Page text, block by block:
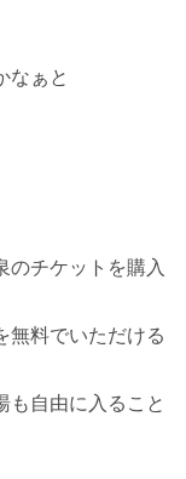
なぁと
のチケットを購入
無料でいただける
も自由に入ること